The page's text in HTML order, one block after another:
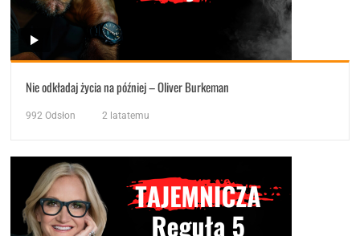
Nie odkładaj życia na później – Oliver Burkeman
992 Odsłon 2 latatemu